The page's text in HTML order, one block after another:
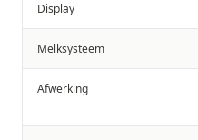
Display
Melksysteem
Afwerking